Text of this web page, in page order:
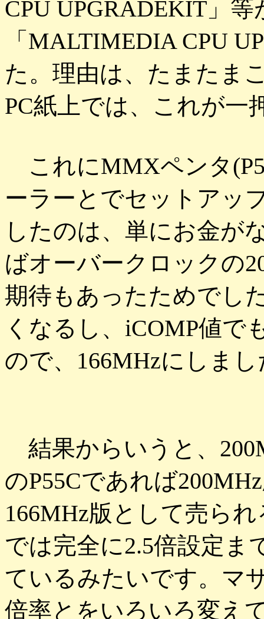
CPU UPGRADEKIT」
「MALTIMEDIA CPU
た。理由は、たまたま
PC紙上では、これが一
これにMMXペンタ
ーラーとでセットアッ
したのは、単にお金が
ばオーバークロックの
期待もあったためでし
くなるし、iCOMP値で
ので、166MHzにしまし
結果からいうと、
のP55Cであれば
166MHz版として売ら
では完全に2.5倍設定ま
ているみたいです。マ
倍率とをいろいろ変え